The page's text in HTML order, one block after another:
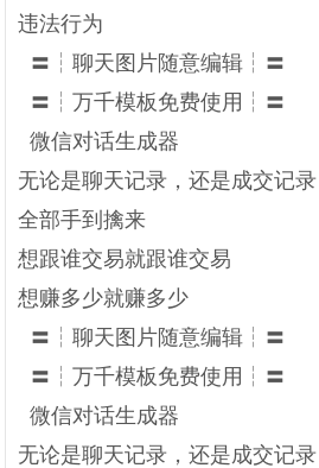
违法行为
〓┆聊天图片随意编辑┆〓
〓┆万千模板免费使用┆〓
微信对话生成器
无论是聊天记录，还是成交记录
全部手到擒来
想跟谁交易就跟谁交易
想赚多少就赚多少
〓┆聊天图片随意编辑┆〓
〓┆万千模板免费使用┆〓
微信对话生成器
无论是聊天记录，还是成交记录